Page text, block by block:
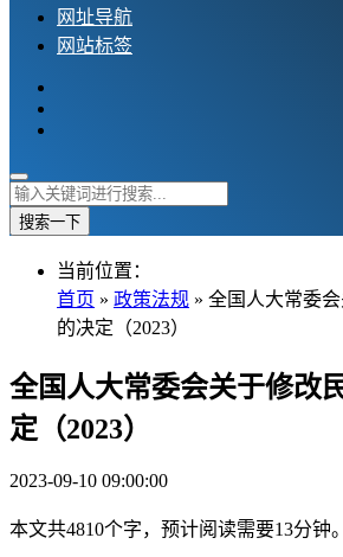
网址导航
网站标签
搜索一下
当前位置：
首页 » 政策法规 » 全国人大常委
的决定（2023）
全国人大常委会关于修改
定（2023）
2023-09-10 09:00:00
本文共4810个字，预计阅读需要13分钟。